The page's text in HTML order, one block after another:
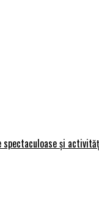
spectaculoase și